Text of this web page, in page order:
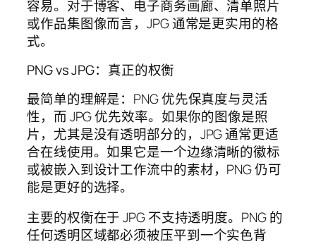
容易。对于博客、电子商务画廊、清单照片
或作品集图像而言，JPG 通常是更实用的格
式。
PNG vs JPG：真正的权衡
最简单的理解是：PNG 优先保真度与灵活
性，而 JPG 优先效率。如果你的图像是照
片，尤其是没有透明部分的，JPG 通常更适
合在线使用。如果它是一个边缘清晰的徽标
或被嵌入到设计工作流中的素材，PNG 仍可
能是更好的选择。
主要的权衡在于 JPG 不支持透明度。PNG 的
任何透明区域都必须被压平到一个实色背